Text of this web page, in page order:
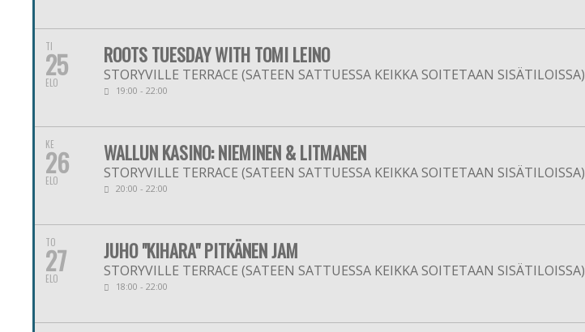
TI
25
ELO
ROOTS TUESDAY WITH TOMI LEINO
STORYVILLE TERRACE (SATEEN SATTUESSA KEIKKA SOITETAAN SISÄTILOISSA)
19:00 - 22:00
KE
26
ELO
WALLUN KASINO: NIEMINEN & LITMANEN
STORYVILLE TERRACE (SATEEN SATTUESSA KEIKKA SOITETAAN SISÄTILOISSA)
20:00 - 22:00
TO
27
ELO
JUHO "KIHARA" PITKÄNEN JAM
STORYVILLE TERRACE (SATEEN SATTUESSA KEIKKA SOITETAAN SISÄTILOISSA)
18:00 - 22:00